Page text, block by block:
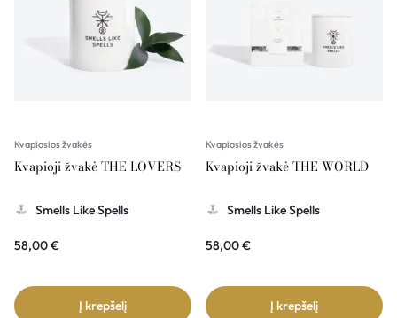
Kvapiosios žvakės
Kvapioji žvakė THE LOVERS
Smells Like Spells
58,00€
Į krepšelį
Kvapiosios žvakės
Kvapioji žvakė THE WORLD
Smells Like Spells
58,00€
Į krepšelį